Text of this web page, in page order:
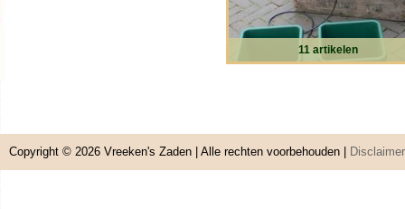
11 artikelen
Copyright © 2026 Vreeken's Zaden | Alle rechten voorbehouden | Disclaimer